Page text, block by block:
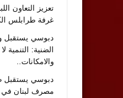
تعزيز التعاون
غرفة طرابلس
دبوسي يستقبل
الضنية: التنمية
والامكانات..
دبوسي يستقبل
مصرف لبنان في